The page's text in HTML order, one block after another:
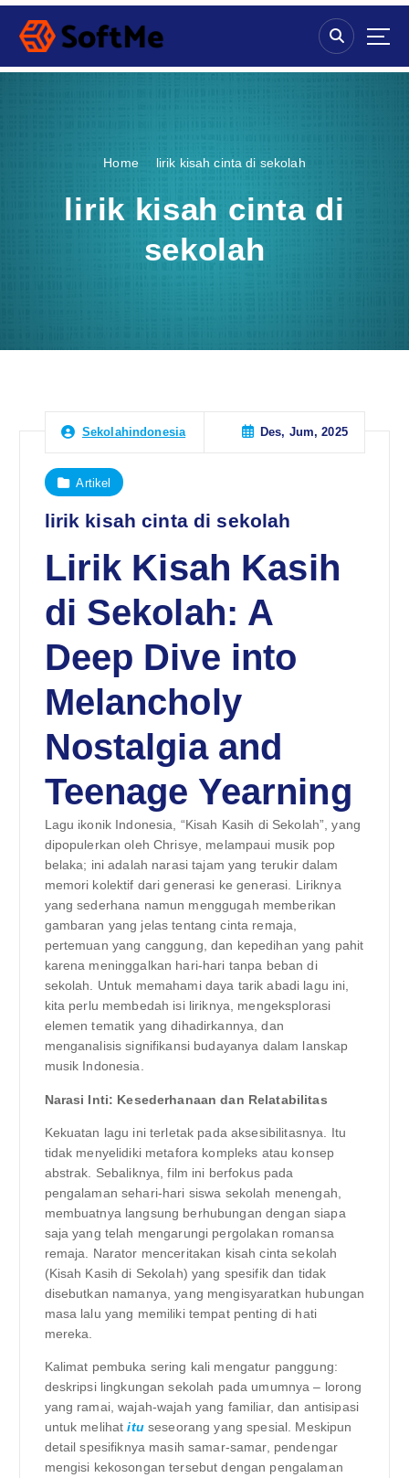
S
p
Home lirik kisah cinta di sekolah
lirik kisah cinta di
sekolah
Sekolahindonesia Des, Jum, 2025
Artikel
lirik kisah cinta di sekolah
Lirik Kisah Kasih
di Sekolah: A
Deep Dive into
Melancholy
Nostalgia and
Teenage Yearning
Lagu ikonik Indonesia, “Kisah Kasih di Sekolah”, yang
dipopulerkan oleh Chrisye, melampaui musik pop
belaka; ini adalah narasi tajam yang terukir dalam
memori kolektif dari generasi ke generasi. Liriknya
yang sederhana namun menggugah memberikan
gambaran yang jelas tentang cinta remaja,
pertemuan yang canggung, dan kepedihan yang pahit
karena meninggalkan hari-hari tanpa beban di
sekolah. Untuk memahami daya tarik abadi lagu ini,
kita perlu membedah isi liriknya, mengeksplorasi
elemen tematik yang dihadirkannya, dan
menganalisis signifikansi budayanya dalam lanskap
musik Indonesia.
Narasi Inti: Kesederhanaan dan Relatabilitas
Kekuatan lagu ini terletak pada aksesibilitasnya. Itu
tidak menyelidiki metafora kompleks atau konsep
abstrak. Sebaliknya, film ini berfokus pada
pengalaman sehari-hari siswa sekolah menengah,
membuatnya langsung berhubungan dengan siapa
saja yang telah mengarungi pergolakan romansa
remaja. Narator menceritakan kisah cinta sekolah
(Kisah Kasih di Sekolah) yang spesifik dan tidak
disebutkan namanya, yang mengisyaratkan hubungan
masa lalu yang memiliki tempat penting di hati
mereka.
Kalimat pembuka sering kali mengatur panggung:
deskripsi lingkungan sekolah pada umumnya – lorong
yang ramai, wajah-wajah yang familiar, dan antisipasi
untuk melihatituseseorang yang spesial. Meskipun
detail spesifiknya masih samar-samar, pendengar
mengisi kekosongan tersebut dengan pengalaman